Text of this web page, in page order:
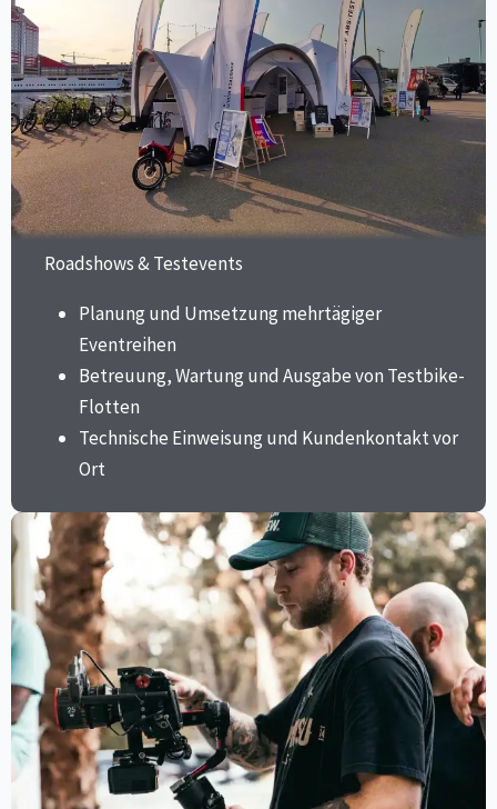
Roadshows & Testevents​
Planung und Umsetzung mehrtägiger
Eventreihen
Betreuung, Wartung und Ausgabe von Testbike-
Flotten
Technische Einweisung und Kundenkontakt vor
Ort